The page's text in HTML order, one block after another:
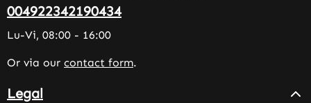
004922342190434
Lu-Vi, 08:00 - 16:00
Or via our contact form.
Legal